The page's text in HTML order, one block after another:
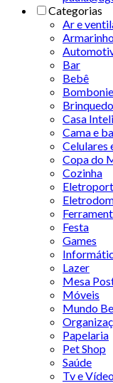
Categorias
Ar e
Bar
Bebê
Casa
Cama e
Celulares
Copa do
Cozinha
Festa
Games
Lazer
Mesa
Móveis
Mundo
Papelaria
Pet Shop
Saúde
Tv e